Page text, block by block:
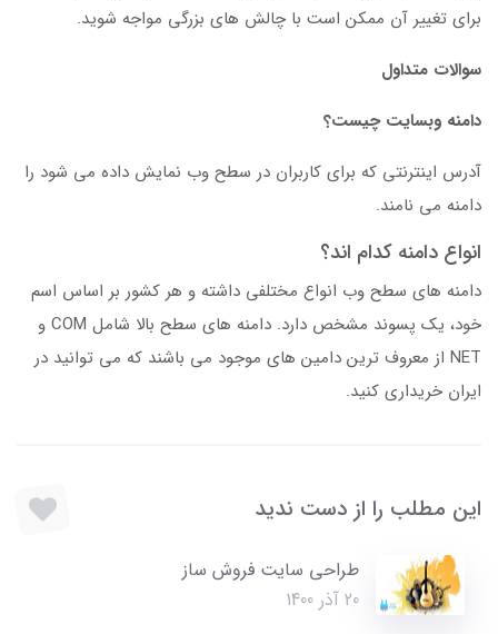
برای تغییر آن ممکن است با چالش های بزرگی مواجه شوید.
سوالات متداول
دامنه وبسایت چیست؟
آدرس اینترنتی که برای کاربران در سطح وب نمایش داده می شود را
دامنه می نامند.
انواع دامنه کدام اند؟
دامنه های سطح وب انواع مختلفی داشته و هر کشور بر اساس اسم
خود، یک پسوند مشخص دارد. دامنه های سطح بالا شامل COM و
NET از معروف ترین دامین های موجود می باشند که می توانید در
ایران خریداری کنید.
این مطلب را از دست ندید
طراحی سایت فروش ساز
20 آذر 1400